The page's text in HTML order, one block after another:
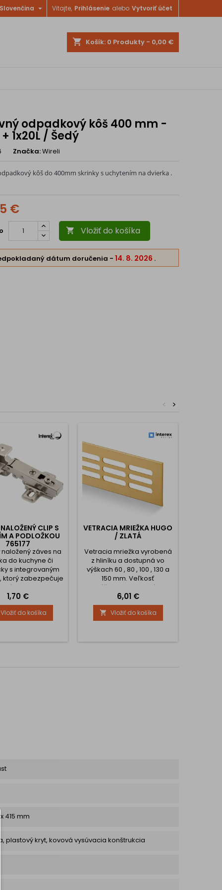
Vitajte, Prihlásenie alebo Vytvoriť účet
Slovenčina 
shopping_cart Košík: 0 Produkty - 0,00 €
odpadkový kôš 400 mm -
+ 1x20L / Šedý
Značka:Wireli
kôš do 400mm skrinky s uchytením na dvierka .
€
 Vložiť do košíka
dátum doručenia - 14. 8. 2026 .
>
<
CLIP S
A PODLOŽKOU
765177
naložený záves na
do kuchyne či
s integrovaným
ktorý zabezpečuje
dvierok .
s podložkou je na
a tým je
aj demontáž veľmi
Položka pre
produktu a je
s pred
Cena
1,70 €
Vložiť do košíka
VETRACIA MRIEŽKA HUGO
/ ZLATÁ
Vetracia mriežka vyrobená
z hliníku a dostupná vo
výškach 60 , 80 , 100 , 130 a
150 mm. Veľkosť
montážneho otvoru nájdete
v obrázkoch. Možnosť
výberu dĺžky až 2 metre.
Vetracia mriežka je vhodná
na odvetranie v kuchyni ako
Cena
6,01 €
 Vložiť do košíka
415 mm
plastový kryt, kovová vysúvacia konštrukcia